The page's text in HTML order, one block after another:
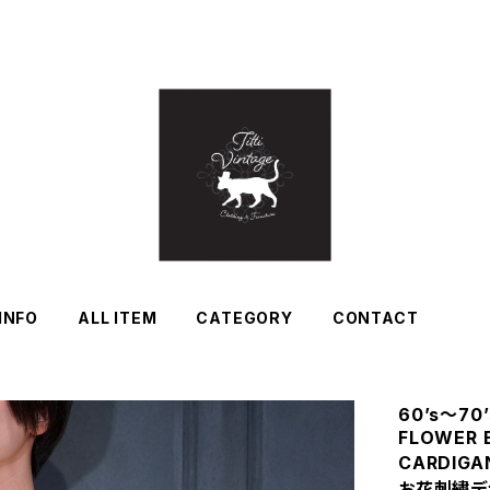
ALL ITEM CATEGORY CONTACT
60’s〜
FLOWER